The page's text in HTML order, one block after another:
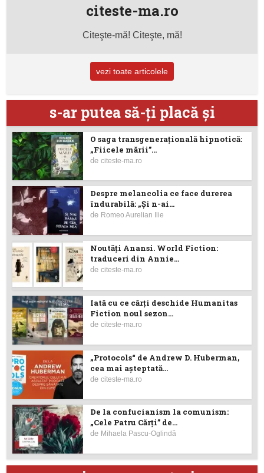
citeste-ma.ro
Citeşte-mă! Citeşte, mă!
vezi toate articolele
s-ar putea să-ţi placă şi
O saga transgenerațională hipnotică:
„Fiicele mării”...
deciteste-ma.ro
Despre melancolia ce face durerea
îndurabilă: „Și n-ai...
de Romeo Aurelian Ilie
Noutăţi Anansi. World Fiction:
traduceri din Annie...
deciteste-ma.ro
Iată cu ce cărţi deschide Humanitas
Fiction noul sezon...
deciteste-ma.ro
„Protocols“ de Andrew D. Huberman,
cea mai așteptată...
deciteste-ma.ro
De la confucianism la comunism:
„Cele Patru Cărți” de...
de Mihaela Pascu-Oglindă